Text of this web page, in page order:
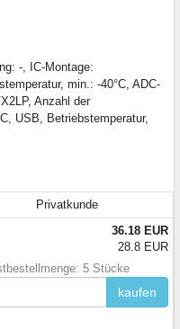
-, IC-Montage:
min.: -40°C, ADC-
Anzahl der
USB, Betriebstemperatur,
Privatkunde
36.18 EUR
28.8 EUR
5 Stücke
kaufen